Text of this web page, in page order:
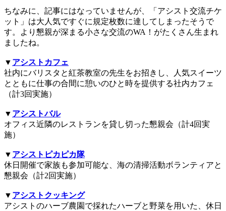
ちなみに、記事にはなっていませんが、「アシスト交流チケ
ット」は大人気ですぐに規定枚数に達してしまったそうで
す。より懇親が深まる小さな交流のWA！がたくさん生まれ
ましたね。
▼ アシストカフェ
社内にバリスタと紅茶教室の先生をお招きし、人気スイーツ
とともに仕事の合間に憩いのひと時を提供する社内カフェ
（計3回実施）
▼ アシストバル
オフィス近隣のレストランを貸し切った懇親会（計4回実
施）
▼ アシストピカピカ隊
休日開催で家族も参加可能な、海の清掃活動ボランティアと
懇親会（計2回実施）
▼ アシストクッキング
アシストのハーブ農園で採れたハーブと野菜を用いた、休日